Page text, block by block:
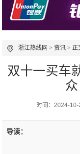
浙江热线网 >资讯 > 正
双十一买车
时间：2024-
导读：